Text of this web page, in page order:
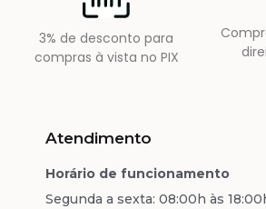
3% de desconto para
compras à vista no PIX
Atendimento
Horário de funcionamento
Segunda a sexta: 08:00h às